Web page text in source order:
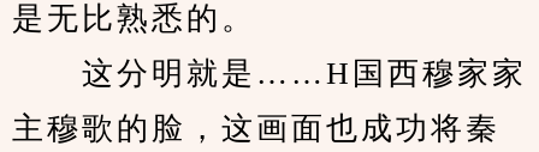
是无比熟悉的。
这分明就是……H国西穆家家
主穆歌的脸，这画面也成功将秦